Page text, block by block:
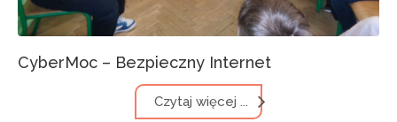
CyberMoc – Bezpieczny Internet
Czytaj więcej ...